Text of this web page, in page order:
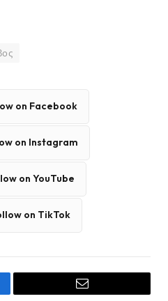
on Facebook
on Instagram
on YouTube
on TikTok
Email